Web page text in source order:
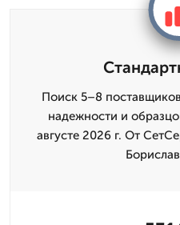
Поиск 5–8
надежности и
августе 2026 г. От